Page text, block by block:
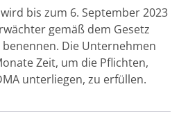
bis zum 6. September 2023
gemäß dem Gesetz
Die Unternehmen
Zeit, um die Pflichten,
unterliegen, zu erfüllen.